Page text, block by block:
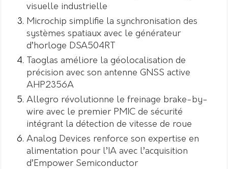
visuelle industrielle
Microchip simplifie la synchronisation des
systèmes spatiaux avec le générateur
d’horloge DSA504RT
Taoglas améliore la géolocalisation de
précision avec son antenne GNSS active
AHP2356A
Allegro révolutionne le freinage brake-by-
wire avec le premier PMIC de sécurité
intégrant la détection de vitesse de roue
Analog Devices renforce son expertise en
alimentation pour l’IA avec l’acquisition
d’Empower Semiconductor